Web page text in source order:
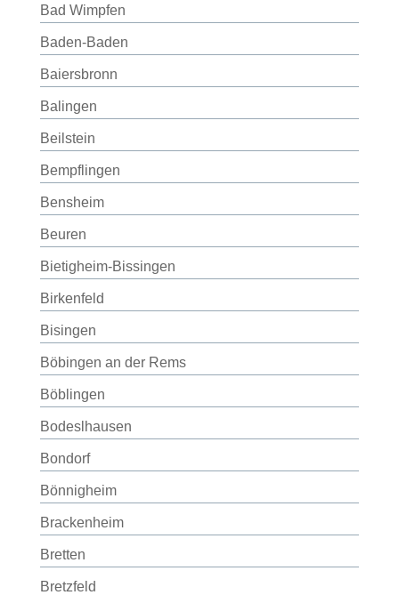
Bad Wimpfen
Baden-Baden
Baiersbronn
Balingen
Beilstein
Bempflingen
Bensheim
Beuren
Bietigheim-Bissingen
Birkenfeld
Bisingen
Böbingen an der Rems
Böblingen
Bodeslhausen
Bondorf
Bönnigheim
Brackenheim
Bretten
Bretzfeld